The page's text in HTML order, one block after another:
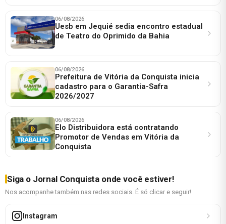
06/08/2026
Uesb em Jequié sedia encontro estadual
de Teatro do Oprimido da Bahia
06/08/2026
Prefeitura de Vitória da Conquista inicia
cadastro para o Garantia-Safra
2026/2027
06/08/2026
Elo Distribuidora está contratando
Promotor de Vendas em Vitória da
Conquista
Siga o Jornal Conquista onde você estiver!
Nos acompanhe também nas redes sociais. É só clicar e seguir!
Instagram